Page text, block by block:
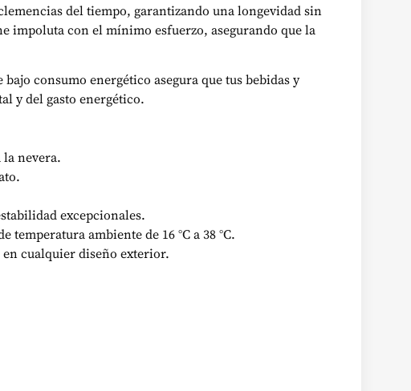
del tiempo, garantizando una longevidad sin
impoluta con el mínimo esfuerzo, asegurando que la
consumo energético asegura que tus bebidas y
y del gasto energético.
nevera.
excepcionales.
ambiente de 16 °C a 38 °C.
cualquier diseño exterior.